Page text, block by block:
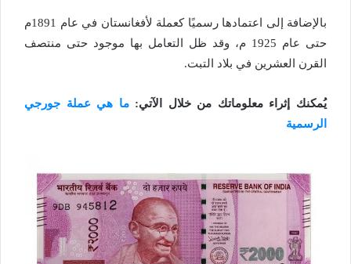
بالإضافة إلى اعتمادها رسميًا كعملة لأفغانستان في عام 1891م
حتى عام 1925 م، وقد ظل التعامل بها موجود حتى منتصف
القرن العشرين في بلاد التبت.
يُمكنك إثراء معلوماتك من خلال الآتي:ما هي عملة جورجي
الرسمية